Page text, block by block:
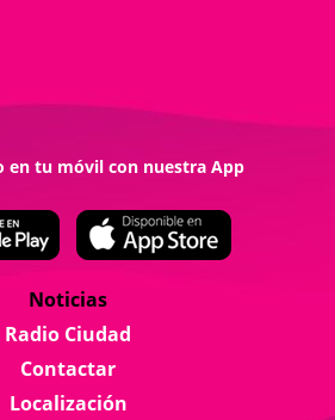
Noticias
Radio Ciudad
Contactar
Localización
en tu móvil con nuestra App